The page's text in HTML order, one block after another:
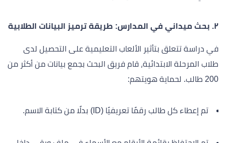
٢. بحث ميداني في المدارس: طريقة ترميز البيانات الطلابية
في دراسة تتعلق بتأثير الألعاب التعليمية على التحصيل لدى
طلاب المرحلة الابتدائية، قام فريق البحث بجمع بيانات من أكثر من
200 طالب. لحماية هويتهم:
تم إعطاء كل طالب رقمًا تعريفيًا (ID) بدلًا من كتابة الاسم.